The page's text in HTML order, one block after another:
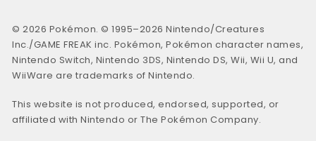
© 2026 Pokémon. © 1995–2026 Nintendo/Creatures
Inc./GAME FREAK inc. Pokémon, Pokémon character names,
Nintendo Switch, Nintendo 3DS, Nintendo DS, Wii, Wii U, and
WiiWare are trademarks of Nintendo.
This website is not produced, endorsed, supported, or
affiliated with Nintendo or The Pokémon Company.